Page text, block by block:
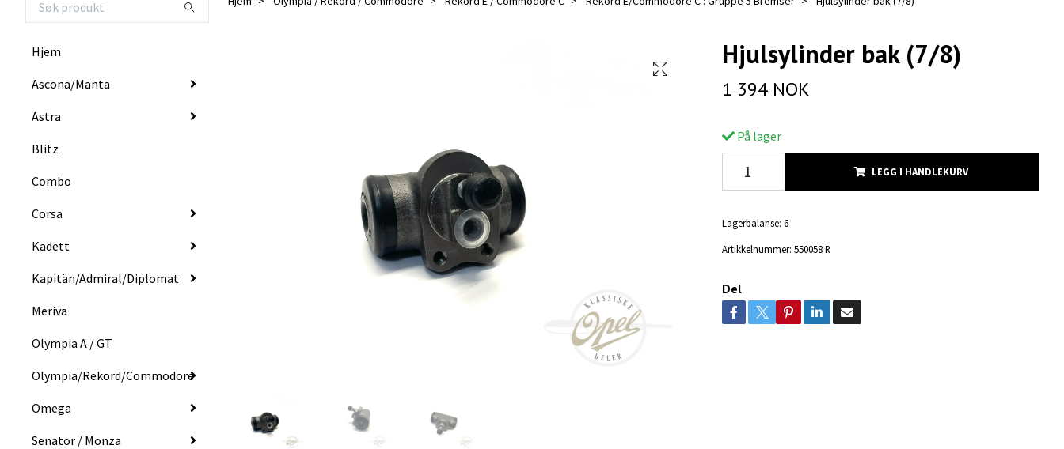
Hjem
Ascona/Manta
Astra
Blitz
Combo
Corsa
Kadett
Kapitän/Admiral/Diplomat
Meriva
Olympia A / GT
Olympia/Rekord/Commodore
Omega
Senator / Monza
Hjulsylinder bak (7/8)
1 394 NOK
På lager
LEGG I HANDLEKURV
Lagerbalanse: 6
Artikkelnummer: 550058 R
Del